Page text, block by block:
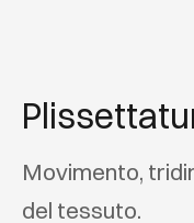
Movimento,
del tessuto.